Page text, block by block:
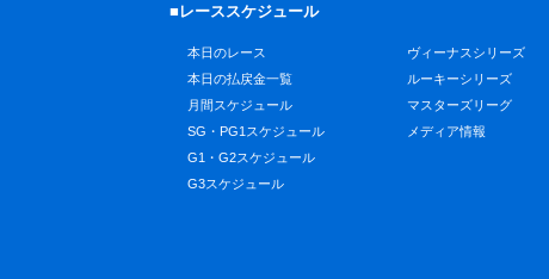
■レーススケジュール
本日のレース
本日の払戻金一覧
月間スケジュール
SG・PG1スケジュール
G1・G2スケジュール
G3スケジュール
ヴィーナスシリーズ
ルーキーシリーズ
マスターズリーグ
メディア情報